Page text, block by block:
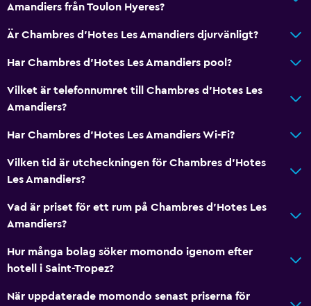
Amandiers från Toulon Hyeres?
Är Chambres d'Hotes Les Amandiers djurvänligt?
Har Chambres d'Hotes Les Amandiers pool?
Vilket är telefonnumret till Chambres d'Hotes Les
Amandiers?
Har Chambres d'Hotes Les Amandiers Wi-Fi?
Vilken tid är utcheckningen för Chambres d'Hotes
Les Amandiers?
Vad är priset för ett rum på Chambres d'Hotes Les
Amandiers?
Hur många bolag söker momondo igenom efter
hotell i Saint-Tropez?
När uppdaterade momondo senast priserna för